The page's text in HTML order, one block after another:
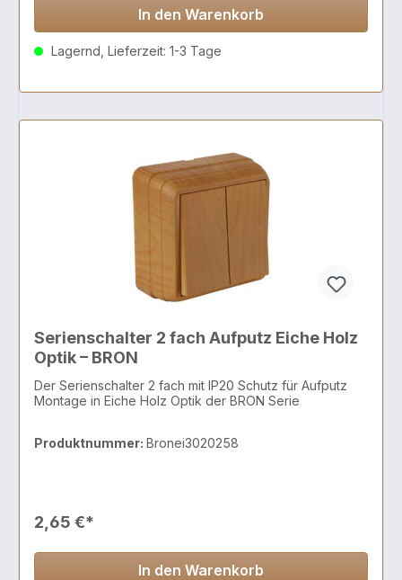
In den Warenkorb
Lagernd, Lieferzeit: 1-3 Tage
Serienschalter 2 fach Aufputz Eiche Holz
Optik – BRON
Der Serienschalter 2 fach mit IP20 Schutz für Aufputz
Montage in Eiche Holz Optik der BRON Serie
Produktnummer: Bronei3020258
2,65 €*
In den Warenkorb